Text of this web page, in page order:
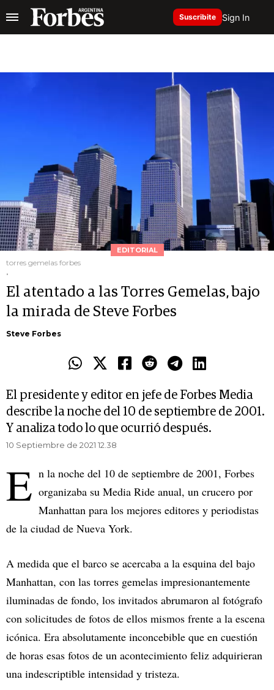
Suscribite Sign In
EDITORIAL
torres gemelas forbes
.
El atentado a las Torres Gemelas, bajo
la mirada de Steve Forbes
Steve Forbes
El presidente y editor en jefe de Forbes Media
describe la noche del 10 de septiembre de 2001.
Y analiza todo lo que ocurrió después.
10 Septiembre de 2021 12.38
E n la noche del 10 de septiembre de 2001, Forbes
organizaba su Media Ride anual, un crucero por
Manhattan para los mejores editores y periodistas
de la ciudad de Nueva York.
A medida que el barco se acercaba a la esquina del bajo
Manhattan, con las torres gemelas impresionantemente
iluminadas de fondo, los invitados abrumaron al fotógrafo
con solicitudes de fotos de ellos mismos frente a la escena
icónica. Era absolutamente inconcebible que en cuestión
de horas esas fotos de un acontecimiento feliz adquirieran
una indescriptible intensidad y tristeza.